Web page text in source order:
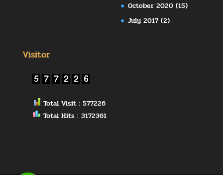
October 2020 (15)
July 2017 (2)
Visitor
Total Visit : 577226
Total Hits : 3172361